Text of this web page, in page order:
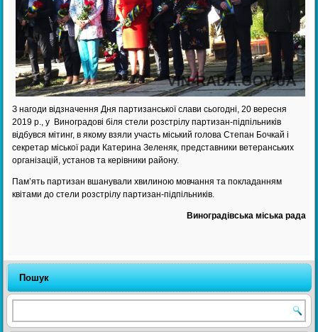
З нагоди відзначення Дня партизанської слави сьогодні, 20 вересня
2019 р., у Виноградові біля стели розстрілу партизан-підпільників
відбувся мітинг, в якому взяли участь міський голова Степан Бочкай і
секретар міської ради Катерина Зеленяк, представники ветеранських
організацій, установ та керівники району.
Пам’ять партизан вшанували хвилиною мовчання та покладанням
квітами до стели розстрілу партизан-підпільників.
Виноградівська міська рада
Пошук